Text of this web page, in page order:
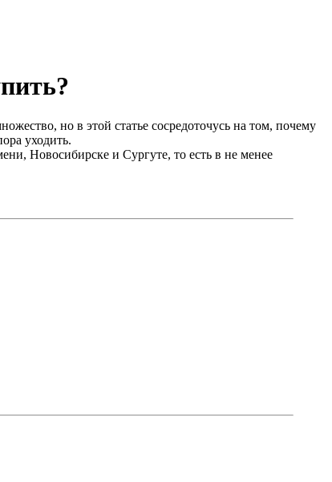
но в этой статье сосредоточусь на том, почему
уходить.
Новосибирске и Сургуте, то есть в не менее